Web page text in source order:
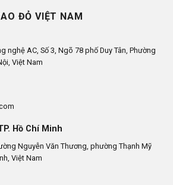
ĐỎ VIỆT NAM
nghệ AC, Số 3, Ngõ 78 phố Duy Tân, Phường
Việt Nam
Hồ Chí Minh
Nguyễn Văn Thương, phường Thạnh Mỹ
Việt Nam